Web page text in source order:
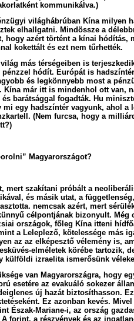
kommunikálva.)
világhábrúban Kína milyen
elhallgatni. Mindössze a
hogy azért történt a kínai hódítás,
kokettált és ezt nem tűrhették.
más térségeiben is
pénzzel hódít. Európát is
és legkönnyebb most a
Kína már itt is mindenhol ott van,
és barátsággal fogadták. Hu
mi egy hadszíntér vagyunk, ahol a
(Nem furcsa, hogy a
Magyarországot?
mert szakítani próbált a
és másik utat, a
nemcsak azért, mert
célpontjának bizonyult. Még
országok, főleg Kína itteni
a Leleplező, kötelessége más
az az elképesztő vélemény is,
elméletek körébe tartozik,
külföldi izraelita ismerősünk
van Magyarországra, hogy
esetére az evakuáló sokezer
új hazát biztosíthasson.
Ez azonban kevés.
Észak-Mariane-i, az ország
forint, a részvények és az